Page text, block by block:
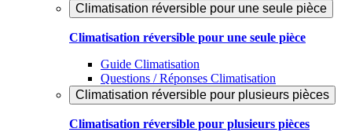
Climatisation réversible pour une seule pièce
Climatisation réversible pour une seule pièce
Guide Climatisation
Questions / Réponses Climatisation
Climatisation réversible pour plusieurs pièces
Climatisation réversible pour plusieurs pièces